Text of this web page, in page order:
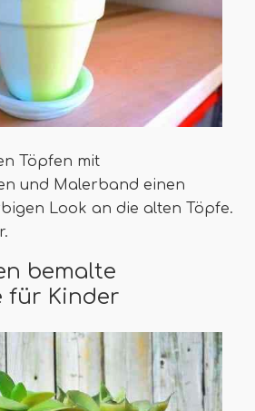
Töpfen mit
und Malerband einen
Look an die alten Töpfe.
bemalte
für Kinder